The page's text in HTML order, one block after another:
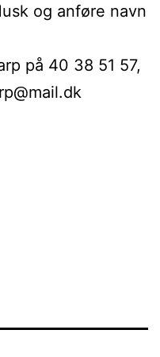
og anføre navn
på 40 38 51 57,